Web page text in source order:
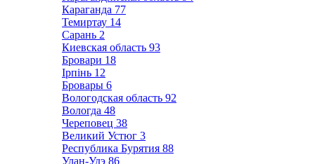
Караганда 77
Темиртау 14
Сарань 2
Киевская область 93
Бровари 18
Ірпінь 12
Бровары 6
Вологодская область 92
Вологда 48
Череповец 38
Великий Устюг 3
Республика Бурятия 88
Улан-Удэ 86